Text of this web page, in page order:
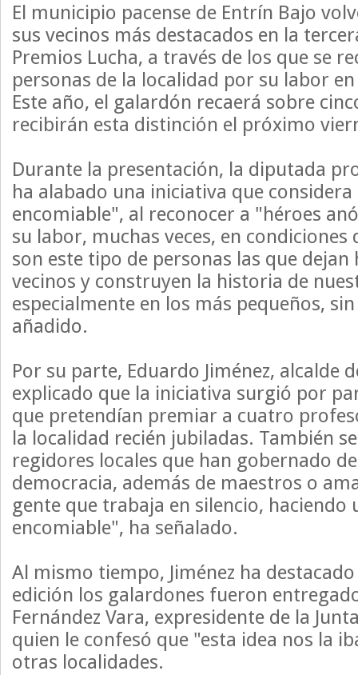
El municipio pacense de Entrín Bajo
sus vecinos más destacados en la
Premios Lucha, a través de los que se
personas de la localidad por su labor
Este año, el galardón recaerá sobre
recibirán esta distinción el próximo
Durante la presentación, la diputada
ha alabado una iniciativa que
encomiable", al reconocer a "héroes
su labor, muchas veces, en
son este tipo de personas las que dejan
vecinos y construyen la historia de
especialmente en los más pequeños,
añadido.
Por su parte, Eduardo Jiménez, alcalde
explicado que la iniciativa surgió por
que pretendían premiar a cuatro
la localidad recién jubiladas. También
regidores locales que han gobernado
democracia, además de maestros o
gente que trabaja en silencio, haciendo
encomiable", ha señalado.
Al mismo tiempo, Jiménez ha
edición los galardones fueron
Fernández Vara, expresidente de la
quien le confesó que "esta idea nos la
otras localidades.